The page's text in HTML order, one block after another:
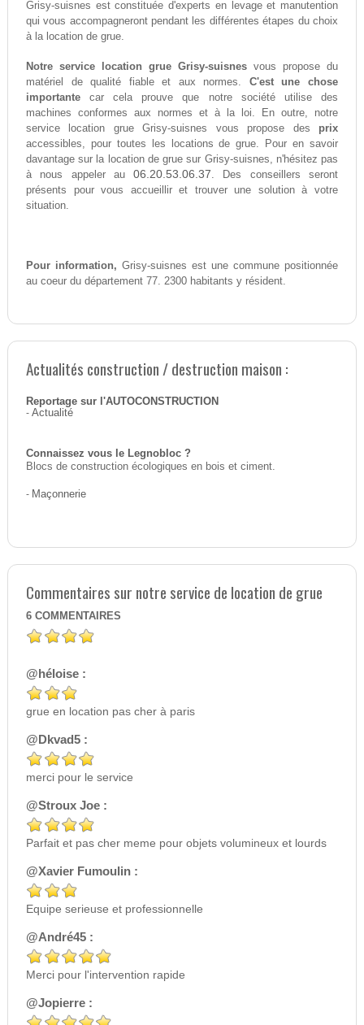
Grisy-suisnes est constituée d'experts en levage et manutention
qui vous accompagneront pendant les différentes étapes du choix
à la location de grue.
Notre service location grue Grisy-suisnes vous propose du
matériel de qualité fiable et aux normes. C'est une chose
importantecar cela prouve que notre société utilise des
machines conformes aux normes et à la loi. En outre, notre
service location grue Grisy-suisnes vous propose des prix
accessibles, pour toutes les locations de grue. Pour en savoir
davantage sur la location de grue sur Grisy-suisnes, n'hésitez pas
à nous appeler au06.20.53.06.37. Des conseillers seront
présents pour vous accueillir et trouver une solution à votre
situation.
Pour information, Grisy-suisnes est une commune positionnée
au coeur du département 77. 2300 habitants y résident.
Actualités construction / destruction maison :
Reportage sur l'AUTOCONSTRUCTION
- Actualité
Connaissez vous le Legnobloc ?
Blocs de construction écologiques en bois et ciment.
- Maçonnerie
Commentaires sur notre service de location de grue
6 COMMENTAIRES
@héloise :
grue en location pas cher à paris
@Dkvad5 :
merci pour le service
@Stroux Joe :
Parfait et pas cher meme pour objets volumineux et lourds
@Xavier Fumoulin :
Equipe serieuse et professionnelle
@André45 :
Merci pour l'intervention rapide
@Jopierre :